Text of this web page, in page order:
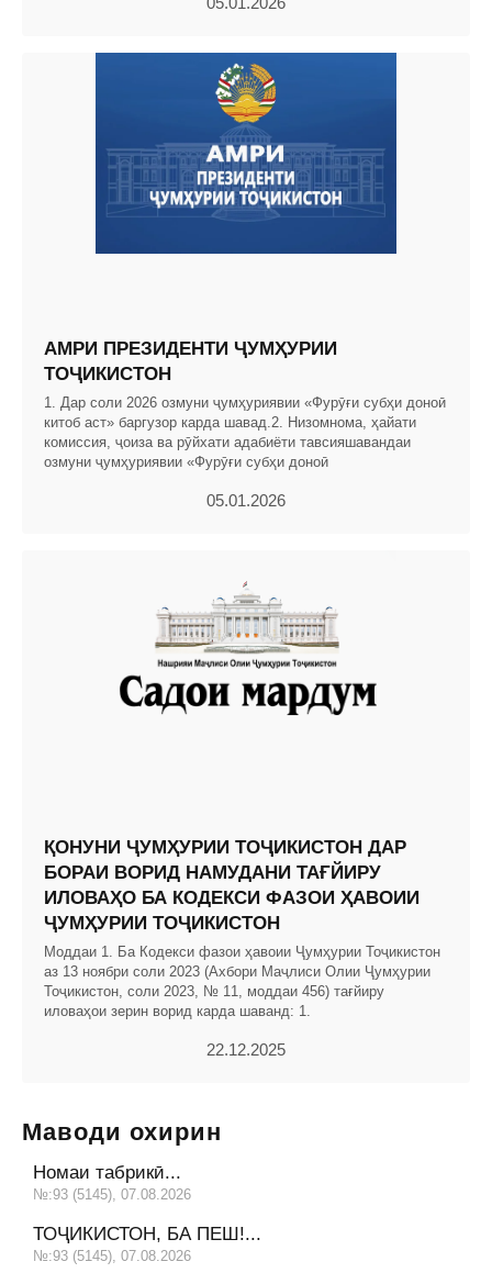
АМРИ ПРЕЗИДЕНТИ ҶУМҲУРИИ
ТОҶИКИСТОН
1. Дар соли 2026 озмуни ҷумҳуриявии «Фурӯғи субҳи доноӣ
китоб аст» баргузор карда шавад.2. Низомнома, ҳайати
комиссия, ҷоиза ва рӯйхати адабиёти тавсияшавандаи
озмуни ҷумҳуриявии «Фурӯғи субҳи доноӣ
05.01.2026
ҚОНУНИ ҶУМҲУРИИ ТОҶИКИСТОН ДАР
БОРАИ ВОРИД НАМУДАНИ ТАҒЙИРУ
ИЛОВАҲО БА КОДЕКСИ ФАЗОИ ҲАВОИИ
ҶУМҲУРИИ ТОҶИКИСТОН
Моддаи 1. Ба Кодекси фазои ҳавоии Ҷумҳурии Тоҷикистон
аз 13 ноябри соли 2023 (Ахбори Маҷлиси Олии Ҷумҳурии
Тоҷикистон, соли 2023, № 11, моддаи 456) тағйиру
иловаҳои зерин ворид карда шаванд: 1.
22.12.2025
Маводи охирин
Номаи табрикӣ...
№:93 (5145), 07.08.2026
ТОҶИКИСТОН, БА ПЕШ!...
№:93 (5145), 07.08.2026